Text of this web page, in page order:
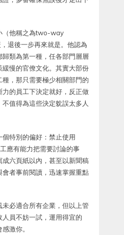
（他稱之為two-way
退後一步再來就是。他認為
類為第一種，任各部門層層
慢的官僚文化。其實大部份
，那只需要極少相關部門的
的員工下決定就好，反正做
值得為這些決定躭誤太多人
特別的偏好：禁止使用
應有能力把需要討論的事
六頁紙以內，甚至以新聞稿
者事前閱讀，迅速掌握重點
必適合所有企業，但以上管
員不妨一試，運用得宜的
激你。